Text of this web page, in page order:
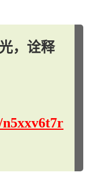
，诠释
n5xxv6t7r